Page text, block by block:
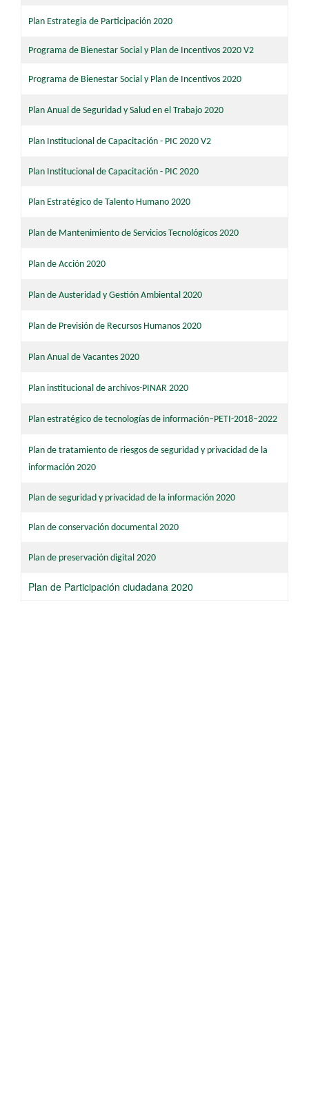
Plan Estrategia de Participación 2020
Programa de Bie​nestar Social y Plan de Incentivos 2020 V2​
Programa de Bienestar Social y Plan de Incentivos 2020
Plan Anual de Seguridad y Salud en el Trabajo 2020
Plan Institucional de Capacitación - PIC 2020 V2
Plan Institucional de Capacitación - PIC 2020
Plan Estratégico de Talento Humano 2020
Plan de Mantenimiento de Servicios Tecnológicos 2020
Plan de Acción 2020
Plan de Austeridad y Gestión Ambiental 2020
Plan de Previsión de Recursos Humanos 2020
Plan Anual de Vacantes 2020
Plan institucional de archivos-PINAR 2020
Plan estratégico de tecnologías de información–PETI-2018–2022
Plan de tratamiento de riesgos de seguridad y privacidad de la
información 2020
Plan de seguridad y privacidad de la información 2020​​
Plan de conservación documental 2020
Plan de preservación digital 2020​
​Plan de Participación ciudadana 2020​